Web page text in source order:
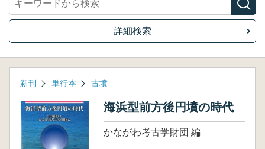
詳細検索
新刊 単行本 古墳
海浜型前方後円墳の時代
かながわ考古学財団 編